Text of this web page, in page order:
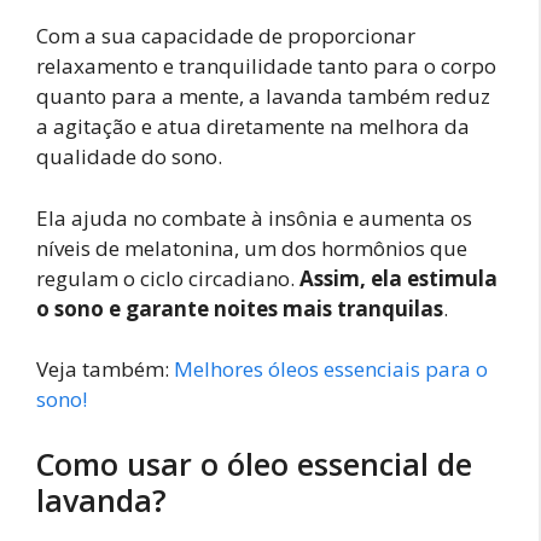
Com a sua capacidade de proporcionar
relaxamento e tranquilidade tanto para o corpo
quanto para a mente, a lavanda também reduz
a agitação e atua diretamente na melhora da
qualidade do sono.
Ela ajuda no combate à insônia e aumenta os
níveis de melatonina, um dos hormônios que
regulam o ciclo circadiano. Assim, ela estimula
o sono e garante noites mais tranquilas.
Veja também: Melhores óleos essenciais para o
sono!
Como usar o óleo essencial de
lavanda?